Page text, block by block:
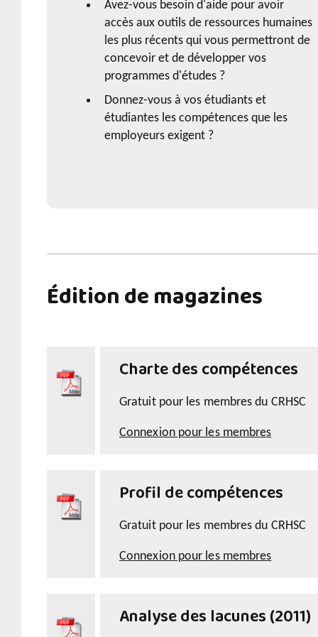
Avez-vous besoin d'aide pour avoir
accès aux outils de ressources humaines
les plus récents qui vous permettront de
concevoir et de développer vos
programmes d'études ?
Donnez-vous à vos étudiants et
étudiantes les compétences que les
employeurs exigent ?
Édition de magazines
Charte des compétences
Gratuit pour les membres du CRHSC
Connexion pour les membres
Profil de compétences
Gratuit pour les membres du CRHSC
Connexion pour les membres
Analyse des lacunes (2011)